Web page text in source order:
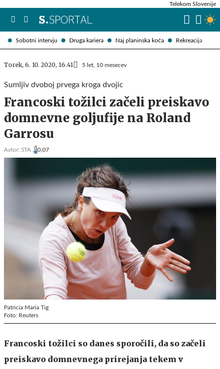
Sobotni intervju Druga kariera Naj planinska koča Rekreacija
Telekom Slovenije
Torek, 6. 10. 2020, 16.41 5 let, 10 mesecev
Sumljiv dvoboj prvega kroga dvojic
Francoski tožilci začeli preiskavo
domnevne goljufije na Roland
Garrosu
Avtor: STA , 0,07
Patricia Maria Tig
Foto: Reuters
Francoski tožilci so danes sporočili, da so začeli
preiskavo domnevnega prirejanja tekem v